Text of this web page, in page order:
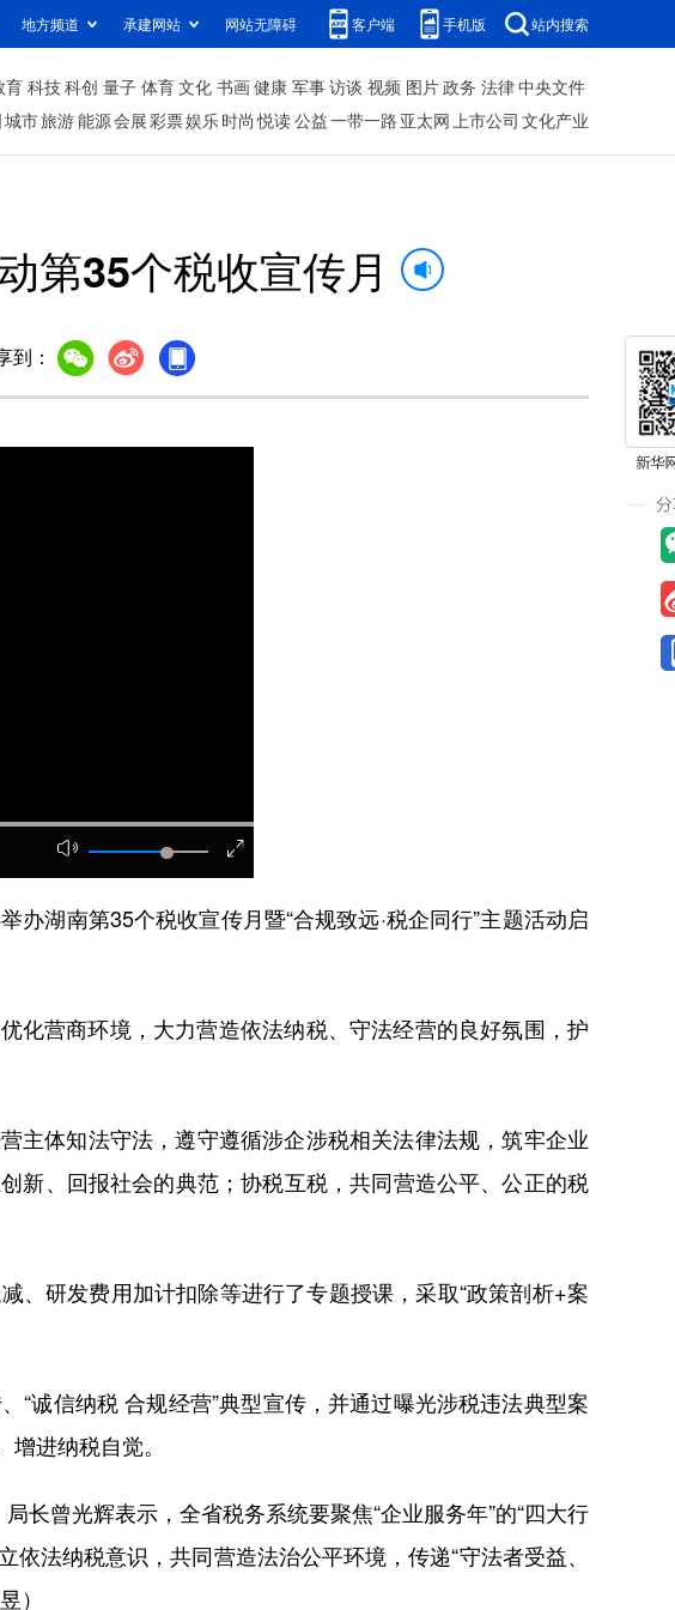
地方频道 承建网站 网站无障碍 客户端 手机版 站内搜索
育 科技科创 量子 体育文化 书画健康 军事访谈 视频 图片政务 法律中央文件
城市旅游能源会展彩票娱乐时尚 悦读公益一带一路 亚太网上市公司 文化产业
第35个税收宣传月
到：
湖南第35个税收宣传月暨“合规致远·税企同行”主题活动启
化营商环境，大力营造依法纳税、守法经营的良好氛围，护
体知法守法，遵守遵循涉企涉税相关法律法规，筑牢企业
新、回报社会的典范；协税互税，共同营造公平、公正的税
研发费用加计扣除等进行了专题授课，采取“政策剖析+案
诚信纳税 合规经营”典型宣传，并通过曝光涉税违法典型案
进纳税自觉。
曾光辉表示，全省税务系统要聚焦“企业服务年”的“四大行
法纳税意识，共同营造法治公平环境，传递“守法者受益、
）